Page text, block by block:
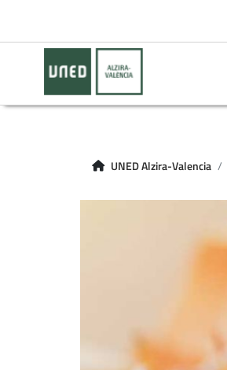
UNED Alzira-Valencia